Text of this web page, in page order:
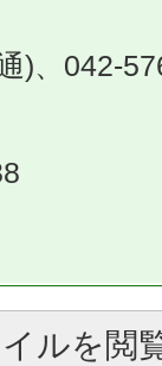
)、042-
ルを閲